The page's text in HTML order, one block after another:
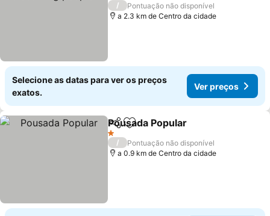
/
Pontuação não disponível
a 2.3 km de Centro da cidade
Selecione as datas para ver os preços
exatos.
Ver preços
PartilharAdicionar aos favoritos
Pousada Popular
1 Estrelas
/
Pontuação não disponível
a 0.9 km de Centro da cidade